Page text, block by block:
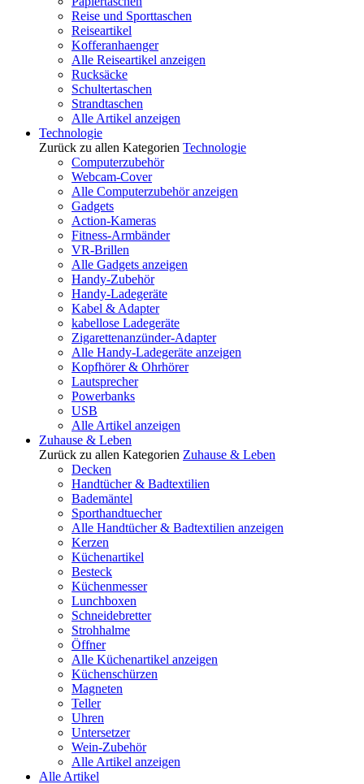
Reise und Sporttaschen
Reiseartikel
Kofferanhaenger
Alle Reiseartikel anzeigen
Rucksäcke
Schultertaschen
Strandtaschen
Alle Artikel anzeigen
Technologie
Zurück zu allen Kategorien Technologie
Computerzubehör
Webcam-Cover
Alle Computerzubehör anzeigen
Gadgets
Action-Kameras
Fitness-Armbänder
VR-Brillen
Alle Gadgets anzeigen
Handy-Zubehör
Handy-Ladegeräte
Kabel & Adapter
kabellose Ladegeräte
Zigarettenanzünder-Adapter
Alle Handy-Ladegeräte anzeigen
Kopfhörer & Ohrhörer
Lautsprecher
Powerbanks
USB
Alle Artikel anzeigen
Zuhause & Leben
Zurück zu allen Kategorien Zuhause & Leben
Decken
Handtücher & Badtextilien
Bademäntel
Sporthandtuecher
Alle Handtücher & Badtextilien anzeigen
Kerzen
Küchenartikel
Besteck
Küchenmesser
Lunchboxen
Schneidebretter
Strohhalme
Öffner
Alle Küchenartikel anzeigen
Küchenschürzen
Magneten
Teller
Uhren
Untersetzer
Wein-Zubehör
Alle Artikel anzeigen
Alle Artikel